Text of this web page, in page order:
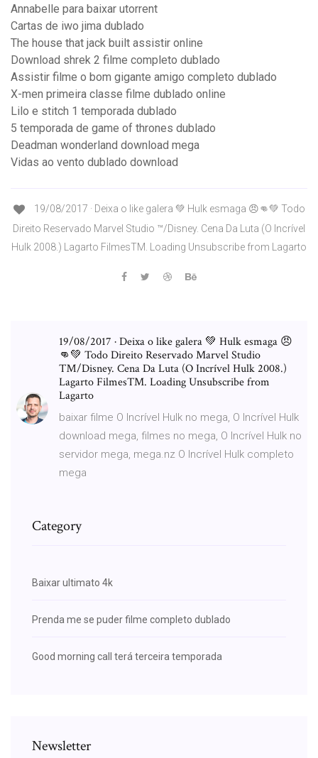
Annabelle para baixar utorrent
Cartas de iwo jima dublado
The house that jack built assistir online
Download shrek 2 filme completo dublado
Assistir filme o bom gigante amigo completo dublado
X-men primeira classe filme dublado online
Lilo e stitch 1 temporada dublado
5 temporada de game of thrones dublado
Deadman wonderland download mega
Vidas ao vento dublado download
19/08/2017 · Deixa o like galera 💚 Hulk esmaga 😠👊💚 Todo
Direito Reservado Marvel Studio ™/Disney. Cena Da Luta (O Incrível
Hulk 2008.) Lagarto FilmesTM. Loading Unsubscribe from Lagarto
19/08/2017 · Deixa o like galera 💚 Hulk esmaga 😠
👊💚 Todo Direito Reservado Marvel Studio
™/Disney. Cena Da Luta (O Incrível Hulk 2008.)
Lagarto FilmesTM. Loading Unsubscribe from
Lagarto
baixar filme O Incrível Hulk no mega, O Incrível Hulk
download mega, filmes no mega, O Incrível Hulk no
servidor mega, mega.nz O Incrível Hulk completo
mega
Category
Baixar ultimato 4k
Prenda me se puder filme completo dublado
Good morning call terá terceira temporada
Newsletter